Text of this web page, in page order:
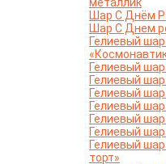
Шар С Днём
Шар С Днем
Гелиевый
Гелиевый
Гелиевый
Гелиевый
Гелиевый
Гелиевый
Гелиевый
Гелиевый
торт»